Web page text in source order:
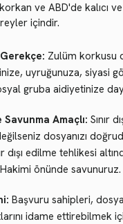
ve ABD'de kalıcı
içindir.
Zulüm korkusu
uyruğunuza, siyasi
gruba aidiyetinize
Amaçlı: Sınır
dosyanızı
dışı edilme tehlikesi
önünde savunuruz.
Başvuru sahipleri,
idame ettirebilmek